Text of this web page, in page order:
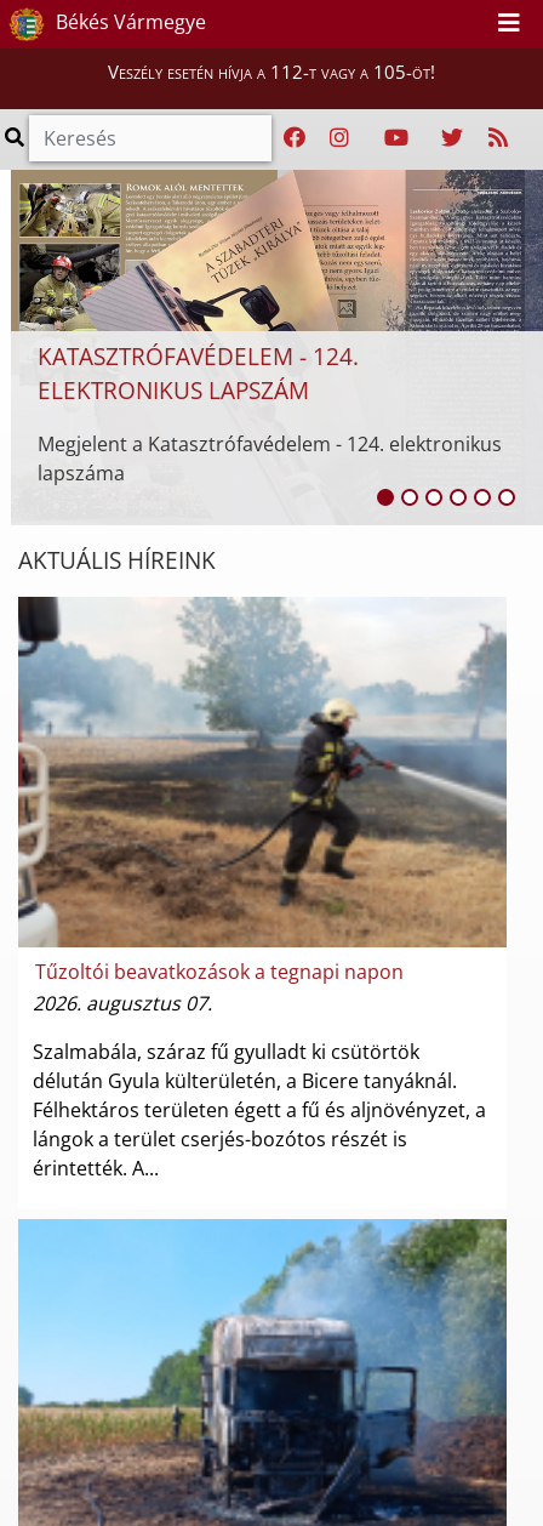
Békés Vármegye
Veszély esetén hívja a 112-t vagy a 105-öt!
KATASZTRÓFAVÉDELEM - 124.
ELEKTRONIKUS LAPSZÁM
Megjelent a Katasztrófavédelem - 124. elektronikus
lapszáma
AKTUÁLIS HÍREINK
Tűzoltói beavatkozások a tegnapi napon
2026. augusztus 07.
Szalmabála, száraz fű gyulladt ki csütörtök
délután Gyula külterületén, a Bicere tanyáknál.
Félhektáros területen égett a fű és aljnövényzet, a
lángok a terület cserjés-bozótos részét is
érintették. A...